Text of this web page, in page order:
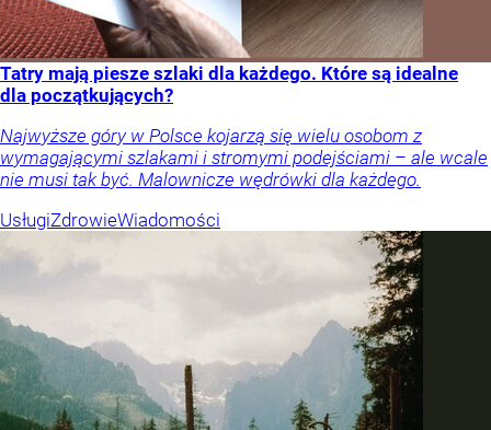
Tatry mają piesze szlaki dla każdego. Które są idealne
dla początkujących?
Najwyższe góry w Polsce kojarzą się wielu osobom z
wymagającymi szlakami i stromymi podejściami – ale wcale
nie musi tak być. Malownicze wędrówki dla każdego.
UsługiZdrowieWiadomości